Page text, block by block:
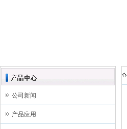
公司新闻
产品应用